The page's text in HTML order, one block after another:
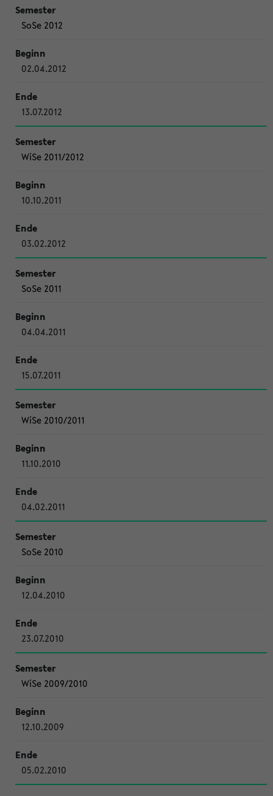
SoSe 2012
02.04.2012
13.07.2012
WiSe 2011/2012
10.10.2011
03.02.2012
SoSe 2011
04.04.2011
15.07.2011
WiSe 2010/2011
11.10.2010
04.02.2011
SoSe 2010
12.04.2010
23.07.2010
WiSe 2009/2010
12.10.2009
05.02.2010